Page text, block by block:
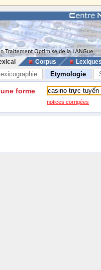
Corpus
Etymologie
forme
notices corrigées